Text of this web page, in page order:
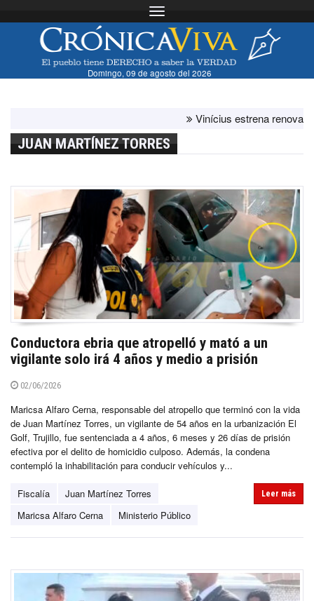
Toggle navigation
Domingo, 09 de agosto del 2026
Vinícius estrena
JUAN MARTÍNEZ TORRES
Conductora ebria que atropelló y mató a un
vigilante solo irá 4 años y medio a prisión
02/06/2026
Maricsa Alfaro Cerna, responsable del atropello que terminó con la vida
de Juan Martínez Torres, un vigilante de 54 años en la urbanización El
Golf, Trujillo, fue sentenciada a 4 años, 6 meses y 26 días de prisión
efectiva por el delito de homicidio culposo. Además, la condena
contempló la inhabilitación para conducir vehículos y...
Fiscalía
Juan Martínez Torres
Maricsa Alfaro Cerna
Ministerio Público
Leer más